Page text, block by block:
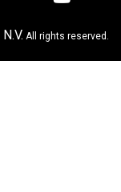
All rights reserved.